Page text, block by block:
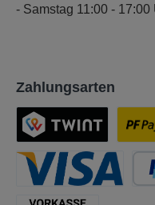
- Samstag 11:00 - 17:00
Zahlungsarten